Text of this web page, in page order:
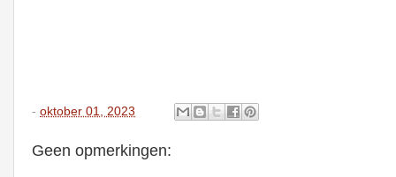
- oktober 01, 2023
Geen opmerkingen: